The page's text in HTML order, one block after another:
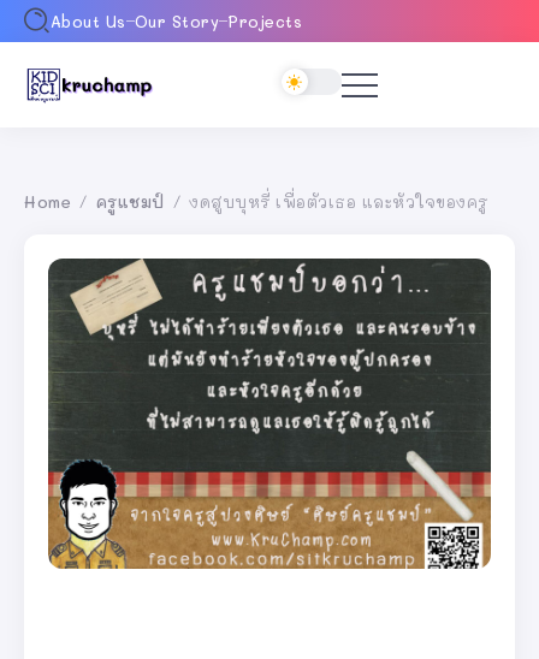
About Us Our Story Projects
Home / ครูแชมป์ / งดสูบบุหรี่ เพื่อตัวเธอ และหัวใจของครู